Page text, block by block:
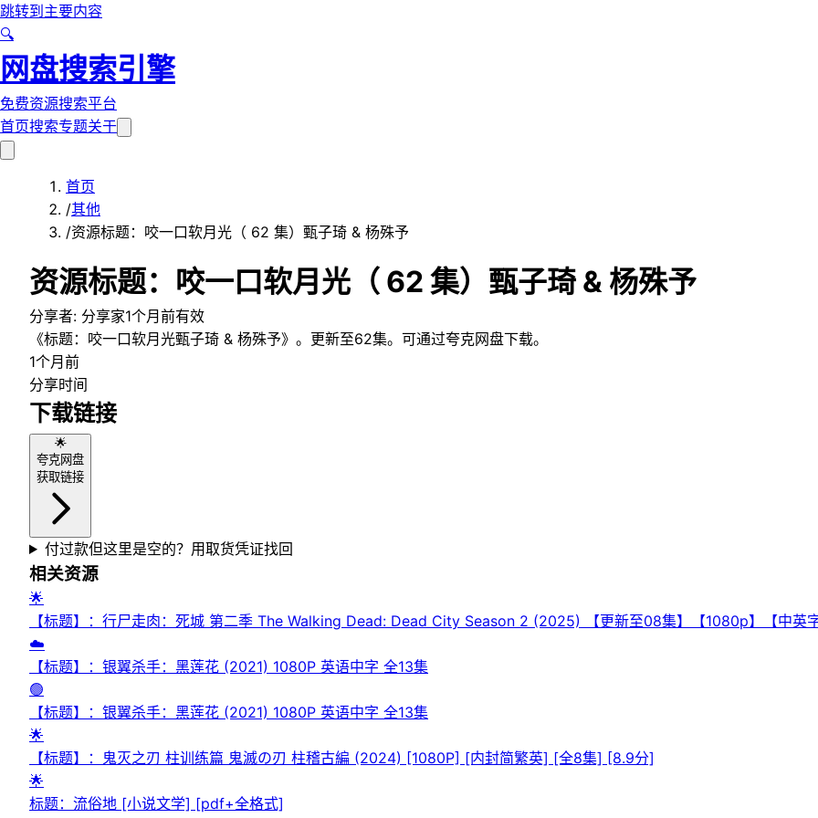
跳转到主要内容
🔍
网盘搜索引擎
免费资源搜索平台
首页搜索专题关于
首页
/其他
/资源标题：咬一口软月光（ 62 集）甄子琦 & 杨殊予
资源标题：咬一口软月光（ 62 集）甄子琦 & 杨殊予
分享者: 分享家1个月前有效
《标题：咬一口软月光甄子琦 & 杨殊予》。更新至62集。可通过夸克网盘下载。
1个月前
分享时间
下载链接
🌟
夸克网盘
获取链接
付过款但这里是空的？用取货凭证找回
相关资源
🌟
【标题】：行尸走肉：死城 第二季 The Walking Dead: Dead City Season 2 (2025) 【更新至08集】【1080p】【中英
☁️
【标题】：银翼杀手：黑莲花 (2021) 1080P 英语中字 全13集
🟢
【标题】：银翼杀手：黑莲花 (2021) 1080P 英语中字 全13集
🌟
【标题】：鬼灭之刃 柱训练篇 鬼滅の刃 柱稽古編 (2024) [1080P] [内封简繁英] [全8集] [8.9分]
🌟
标题：流俗地 [ 小说文学] [pdf+全格式]